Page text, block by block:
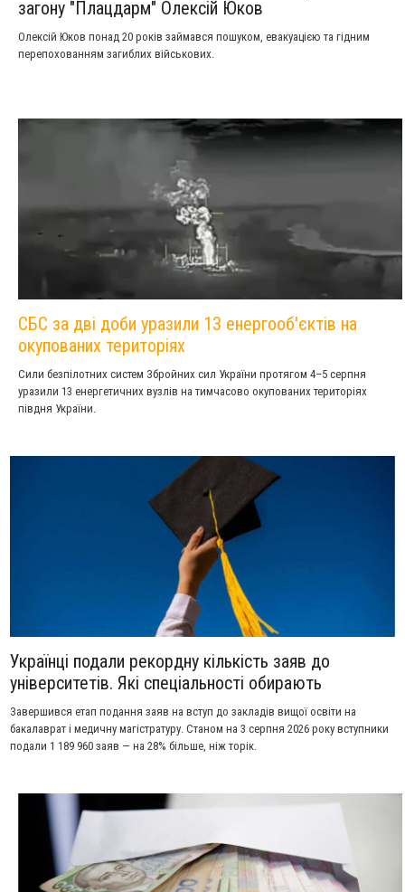
загону "Плацдарм" Олексій Юков
Олексій Юков понад 20 років займався пошуком, евакуацією та гідним
перепохованням загиблих військових.
СБС за дві доби уразили 13 енергооб'єктів на
окупованих територіях
Сили безпілотних систем Збройних сил України протягом 4–5 серпня
уразили 13 енергетичних вузлів на тимчасово окупованих територіях
півдня України.
Українці подали рекордну кількість заяв до
університетів. Які спеціальності обирають
Завершився етап подання заяв на вступ до закладів вищої освіти на
бакалаврат і медичну магістратуру. Станом на 3 серпня 2026 року вступники
подали 1 189 960 заяв — на 28% більше, ніж торік.